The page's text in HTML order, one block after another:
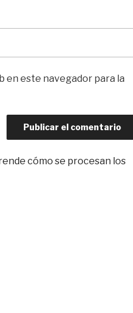
en este navegador para la
cómo se procesan los